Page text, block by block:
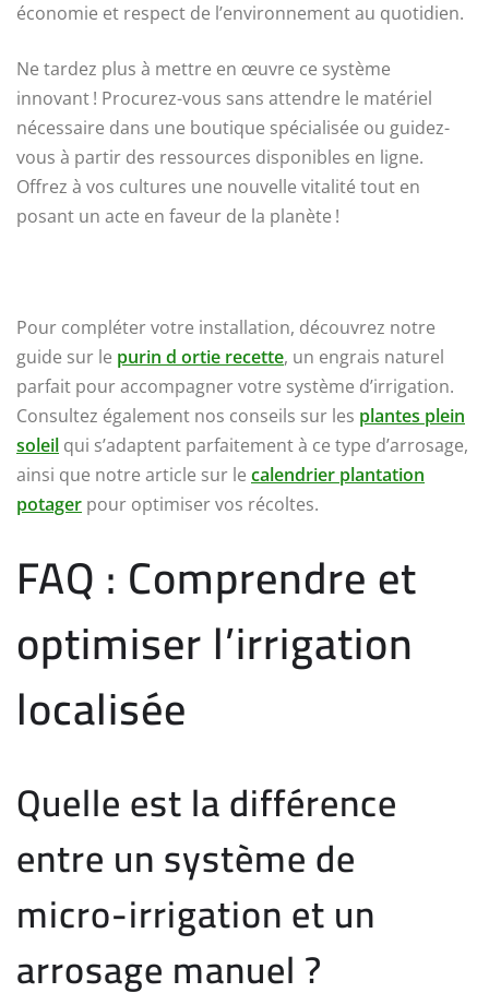
économie et respect de l’environnement au quotidien.
Ne tardez plus à mettre en œuvre ce système
innovant ! Procurez-vous sans attendre le matériel
nécessaire dans une boutique spécialisée ou guidez-
vous à partir des ressources disponibles en ligne.
Offrez à vos cultures une nouvelle vitalité tout en
posant un acte en faveur de la planète !
Pour compléter votre installation, découvrez notre
guide sur le purin d ortie recette, un engrais naturel
parfait pour accompagner votre système d’irrigation.
Consultez également nos conseils sur les plantes plein
soleil qui s’adaptent parfaitement à ce type d’arrosage,
ainsi que notre article sur le calendrier plantation
potager pour optimiser vos récoltes.
FAQ : Comprendre et
optimiser l’irrigation
localisée
Quelle est la différence
entre un système de
micro-irrigation et un
arrosage manuel ?